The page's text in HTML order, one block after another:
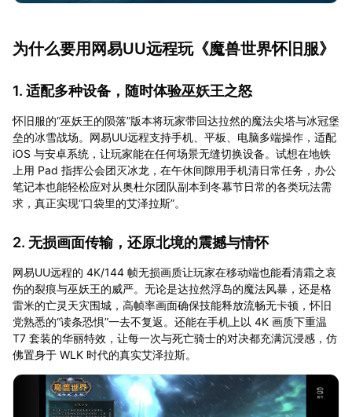
为什么要用网易UU远程玩《魔兽世界怀旧服》
1. 适配多种设备，随时体验巫妖王之怒
怀旧服的“巫妖王的陨落”版本将玩家带回达拉然的魔法尖塔与冰冠堡
垒的冰雪战场。网易UU远程支持手机、平板、电脑多端操作，适配
iOS 与安卓系统，让玩家能在任何场景无缝切换设备。试想在地铁
上用 Pad 指挥公会团灭冰龙，在午休间隙用手机清日常任务，办公
笔记本也能轻松应对从奥杜尔团队副本到冬幕节日常的各类玩法需
求，真正实现“口袋里的艾泽拉斯”。
2. 无损画面传输，还原北境的震撼与情怀
网易UU远程的 4K/144 帧无损画质让玩家在移动端也能看清霜之哀
伤的裂痕与巫妖王的威严。无论是达拉然浮岛的魔法风暴，还是格
雷米的亡灵天灾围城，高帧率画面确保技能释放流畅无卡顿，怀旧
党熟悉的“读条恐惧”一去不复返。还能在手机上以 4K 画质下重温
T7 套装的华丽特效，让每一次与死亡骑士的对决都充满沉浸感，仿
佛置身于 WLK 时代的真实艾泽拉斯。